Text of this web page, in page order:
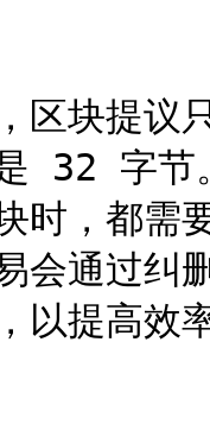
区块提议
32 字节
时，都需
会通过纠